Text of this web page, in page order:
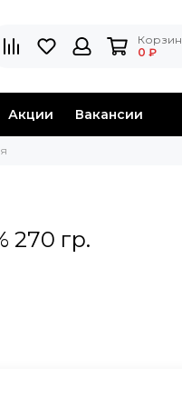
0 ₽
Акции Вакансии
270 гр.